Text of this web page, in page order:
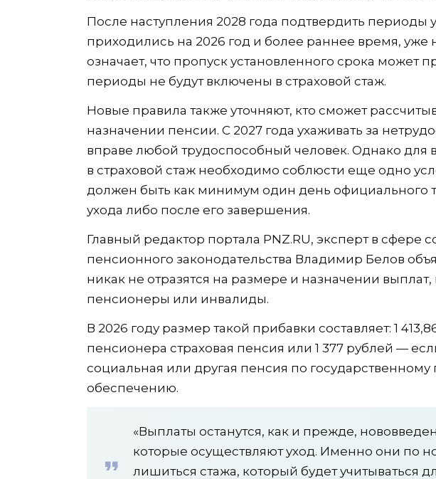
После наступления 2028 года подтвердить периоды
приходились на 2026 год и более раннее время, уже
означает, что пропуск установленного срока может
периоды не будут включены в страховой стаж.
Новые правила также уточняют, кто сможет
назначении пенсии. С 2027 года ухаживать за
вправе любой трудоспособный человек. Однако для
в страховой стаж необходимо соблюсти еще одно
должен быть как минимум один день официального
ухода либо после его завершения.
Главный редактор портала PNZ.RU, эксперт в сфере
пенсионного законодательства Владимир Белов
никак не отразятся на размере и назначении
пенсионеры или инвалиды.
В 2026 году размер такой прибавки составляет: 1
пенсионера страховая пенсия или 1 377 рублей —
социальная или другая пенсия по
обеспечению.
«Выплаты останутся, как и прежде,
которые осуществляют уход. Именно они по
лишиться стажа, который будет учитываться